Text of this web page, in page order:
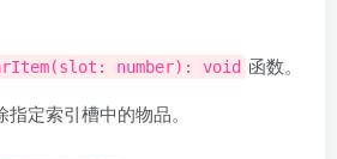
number): void 函数。
指定索引槽中的物品。